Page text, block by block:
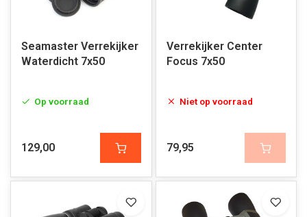
Seamaster Verrekijker
Waterdicht 7x50
Op voorraad
129,00
Verrekijker Center
Focus 7x50
Niet op voorraad
79,95